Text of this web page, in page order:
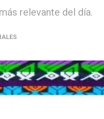
relevante del día.